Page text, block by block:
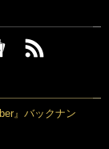
』バックナン